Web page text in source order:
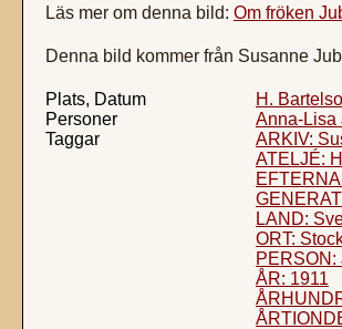
Läs mer om denna bild: Om fröken
Denna bild kommer från Susanne
Plats, Datum H.
Personer
Anna-Lisa
Taggar
ARKIV:
ATELJÉ:
LAND:
ORT:
PERSON:
ÅR: 1911